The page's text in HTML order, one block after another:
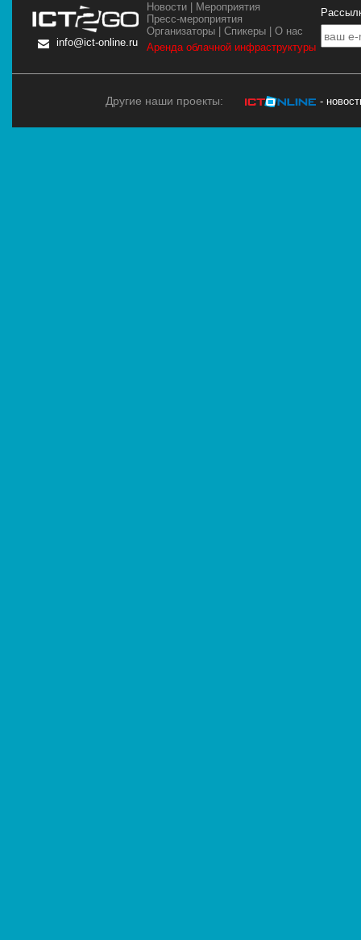
info@ict-online.ru
Новости
Мероприятия
Пресс-мероприятия
Организаторы |Спикеры |О нас
Аренда облачной инфраструктуры
Другие наши проекты: -